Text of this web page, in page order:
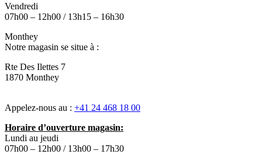
Vendredi
07h00 – 12h00 / 13h15 – 16h30
Monthey
Notre magasin se situe à :
Rte Des Ilettes 7
1870 Monthey
Appelez-nous au : +41 24 468 18 00
Horaire d’ouverture magasin:
Lundi au jeudi
07h00 – 12h00 / 13h00 – 17h30